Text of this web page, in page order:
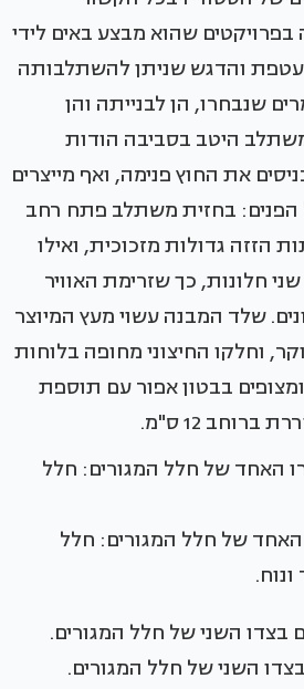
שהוא מבצע באים לידי
והדגש שניתן להשתלבותה
שנבחרו, הן לבנייתה והן
היטב בסביבה הודות
את החוץ פנימה, ואף מייצרים
הפנים: בחזית משתלב פתח רחב
הזזה גדולות מזכוכית, ואילו
חלונות, כך שזרימת האוויר
שלד המבנה עשוי מעץ המיוצר
וחלקו החיצוני מחופה בלוחות
בבטון אפור עם תוספת
12 ס"מ.
של חלל המגורים: חלל
השני של חלל המגורים.